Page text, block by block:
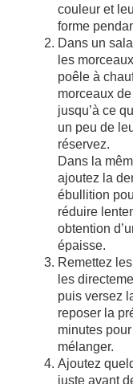
couleur et
forme
Dans un
les
poêle à
morceaux
jusqu’à ce
un peu de
réservez.
Dans la
ajoutez la
ébullition
réduire
obtention
épaisse.
Remettez
les
puis versez
reposer la
minutes
mélanger.
Ajoutez
juste avant